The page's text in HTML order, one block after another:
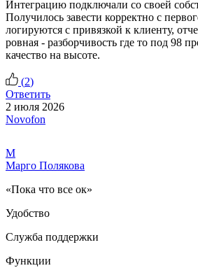
Интеграцию подключали со своей
Получилось завести корректно с
логируются с привязкой к клиенту,
ровная - разборчивость где то под 98
качество на высоте.
(2)
Ответить
2 июля 2026
Novofon
М
Марго Полякова
«Пока что все ок»
Удобство
Служба поддержки
Функции